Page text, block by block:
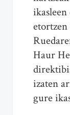
Haur
izaten
gure